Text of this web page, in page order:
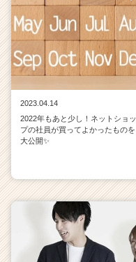
2023.04.14
2022年もあと少し！ネットショッ
プの社員が買ってよかったものを
大公開✨